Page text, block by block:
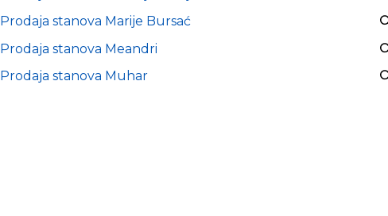
Prodaja stanova Marije Bursać
Prodaja stanova Meandri
Prodaja stanova Muhar